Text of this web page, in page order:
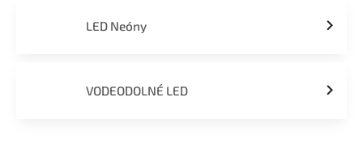
LED Neóny
VODEODOLNÉ LED